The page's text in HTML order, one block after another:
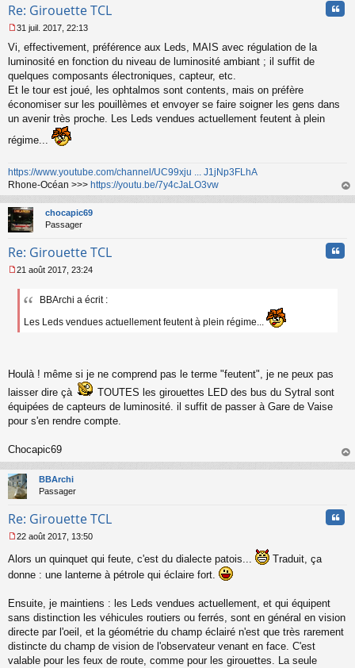
Re: Girouette TCL
e
s
s
g
e
n
n
u
31 juil. 2017, 22:13
Vi, effectivement, préférence aux Leds, MAIS avec régulation de la
luminosité en fonction du niveau de luminosité ambiant ; il suffit de
quelques composants électroniques, capteur, etc.
Et le tour est joué, les ophtalmos sont contents, mais on préfère
économiser sur les pouillèmes et envoyer se faire soigner les gens dans
un avenir très proche. Les Leds vendues actuellement feutent à plein
régime...
https://www.youtube.com/channel/UC99xju ... J1jNp3FLhA
Rhone-Océan >>> https://youtu.be/7y4cJaLO3vw
au
chocapic69
Passager
Re: Girouette TCL
e
o
l
u
21 août 2017, 23:24
BBArchi a écrit :
Les Leds vendues actuellement feutent à plein régime...
Houlà ! même si je ne comprend pas le terme "feutent", je ne peux pas
laisser dire çà
TOUTES les girouettes LED des bus du Sytral sont
équipées de capteurs de luminosité. il suffit de passer à Gare de Vaise
pour s'en rendre compte.
Chocapic69
au
BBArchi
Passager
Re: Girouette TCL
e
s
g
e
n
n
l
22 août 2017, 13:50
Alors un quinquet qui feute, c'est du dialecte patois...
Traduit, ça
donne : une lanterne à pétrole qui éclaire fort.
Ensuite, je maintiens : les Leds vendues actuellement, et qui équipent
sans distinction les véhicules routiers ou ferrés, sont en général en vision
directe par l'oeil, et la géométrie du champ éclairé n'est que très rarement
distincte du champ de vision de l'observateur venant en face. C'est
valable pour les feux de route, comme pour les girouettes. La seule